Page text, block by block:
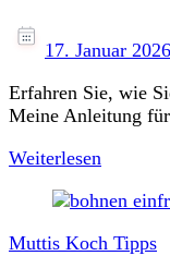
17. Januar 2026
Erfahren Sie, wie
Meine Anleitung
Weiterlesen
Muttis Koch Tipps